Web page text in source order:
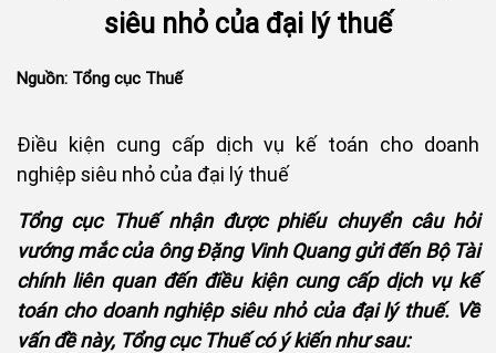
siêu nhỏ của đại lý thuế
Nguồn: Tổng cục Thuế
Điều kiện cung cấp dịch vụ kế toán cho doanh
nghiệp siêu nhỏ của đại lý thuế
Tổng cục Thuế nhận được phiếu chuyển câu hỏi
vướng mắc của ông Đặng Vinh Quang gửi đến Bộ Tài
chính liên quan đến điều kiện cung cấp dịch vụ kế
toán cho doanh nghiệp siêu nhỏ của đại lý thuế. Về
vấn đề này, Tổng cục Thuế có ý kiến như sau: